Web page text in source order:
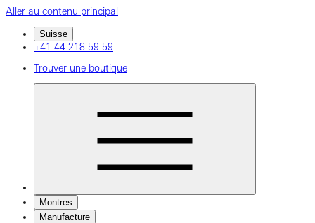
Aller au contenu principal
Suisse
+41 44 218 59 59
Trouver une boutique
Montres
Manufacture